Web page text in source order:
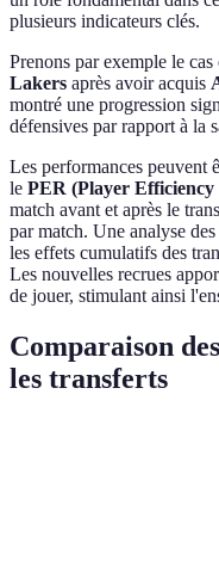
plusieurs indicateurs clés.
Prenons par exemple le
Lakers après avoir acquis
montré une progression
défensives par rapport à la
Les performances peuvent
le PER (Player
match avant et après le
par match. Une analyse
les effets cumulatifs des
Les nouvelles recrues
de jouer, stimulant ainsi
Comparaison
les transferts